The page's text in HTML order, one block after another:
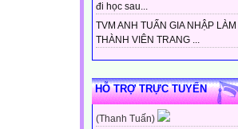
đi học sau...
TVM ANH TUẤN GIA NHẬP LÀM
THÀNH VIÊN TRANG ...
HỖ TRỢ TRỰC TUYẾN
(Thanh Tuấn)